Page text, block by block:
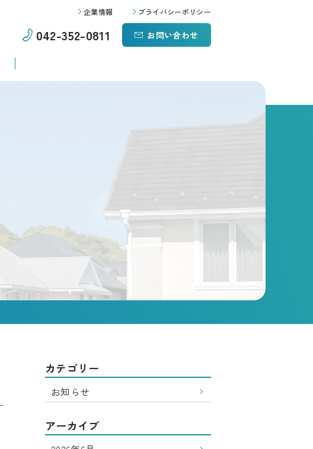
企業情報 プライバシーポリシー
042-352-0811 お問い合わせ
カテゴリー
お知らせ
アーカイブ